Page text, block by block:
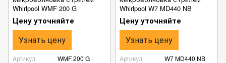
Whirlpool WMF 200 G
Цену уточняйте
Узнать цену
Артикул
WMF 200 G
Whirlpool W7 MD440 NB
Цену уточняйте
Узнать цену
Артикул
W7 MD440 NB